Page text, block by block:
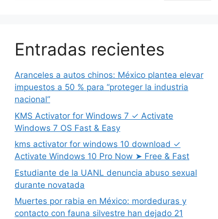
Entradas recientes
Aranceles a autos chinos: México plantea elevar
impuestos a 50 % para “proteger la industria
nacional”
KMS Activator for Windows 7 ✓ Activate
Windows 7 OS Fast & Easy
kms activator for windows 10 download ✓
Activate Windows 10 Pro Now ➤ Free & Fast
Estudiante de la UANL denuncia abuso sexual
durante novatada
Muertes por rabia en México: mordeduras y
contacto con fauna silvestre han dejado 21